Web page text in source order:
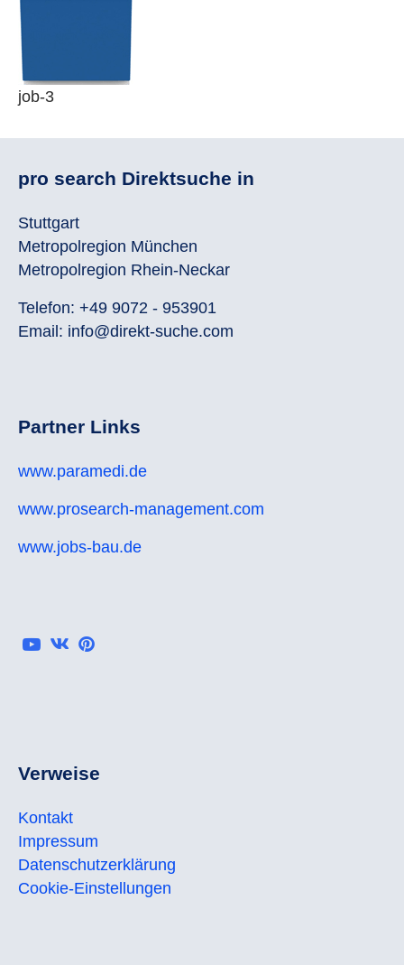
job-3
pro search Direktsuche in
Stuttgart
Metropolregion München
Metropolregion Rhein-Neckar
Telefon: +49 9072 - 953901
Email: info@direkt-suche.com
Partner Links
www.paramedi.de
www.prosearch-management.com
www.jobs-bau.de
Verweise
Kontakt
Impressum
Datenschutzerklärung
Cookie-Einstellungen